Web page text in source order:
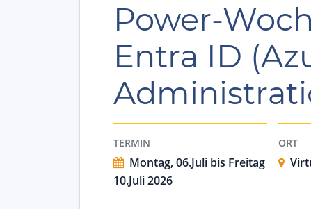
Power-
Entra ID
TERMIN
Montag, 06.Juli bis Freitag
10.Juli 2026
ORT